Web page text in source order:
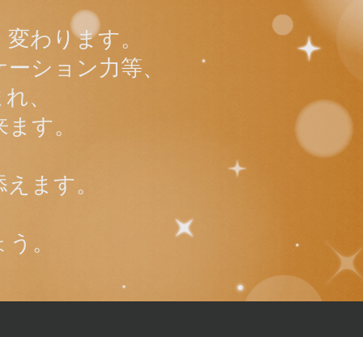
わります。
ション力等、
、
す。
ます。
。